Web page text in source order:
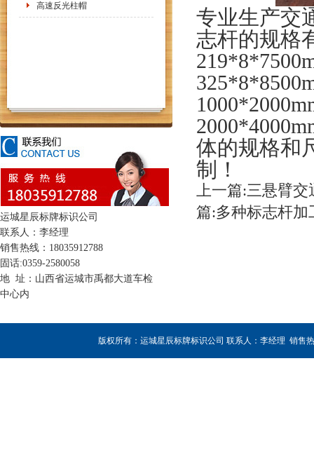
高速反光柱帽
运城星辰标牌标识公司
联系人：李经理
销售热线：18035912788
固话:0359-2580058
地 址：山西省运城市禹都大道车检
中心内
专业生产交
志杆的规格
体的规格和
制！
上一篇:三悬臂交
篇:多种标志杆加
版权所有：运城星辰标牌标识公司 联系人：李经理 销售